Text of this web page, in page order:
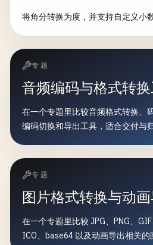
将角分转换为度，并支持自定义小
专题
音频编码与格式转
在一个专题里比较音频格式转换、
编码切换和导出工具，适合交付与
专题
图片格式转换与动
在一个专题里比较 JPG、PNG、GIF
ICO、base64 以及动画导出相关的